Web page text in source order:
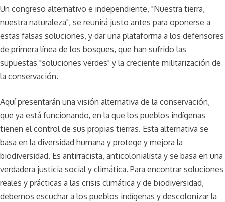
Un congreso alternativo e independiente, "Nuestra tierra,
nuestra naturaleza", se reunirá justo antes para oponerse a
estas falsas soluciones, y dar una plataforma a los defensores
de primera línea de los bosques, que han sufrido las
supuestas "soluciones verdes" y la creciente militarización de
la conservación.
Aquí presentarán una visión alternativa de la conservación,
que ya está funcionando, en la que los pueblos indígenas
tienen el control de sus propias tierras. Esta alternativa se
basa en la diversidad humana y protege y mejora la
biodiversidad. Es antirracista, anticolonialista y se basa en una
verdadera justicia social y climática. Para encontrar soluciones
reales y prácticas a las crisis climática y de biodiversidad,
debemos escuchar a los pueblos indígenas y descolonizar la